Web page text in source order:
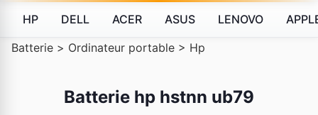
HP DELL ACER ASUS LENOVO
Batterie > Ordinateur portable > Hp
Batterie hp hstnn ub79